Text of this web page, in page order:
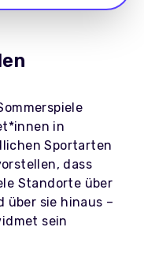
in
Sportarten
dass
Standorte über
über sie hinaus –
sein